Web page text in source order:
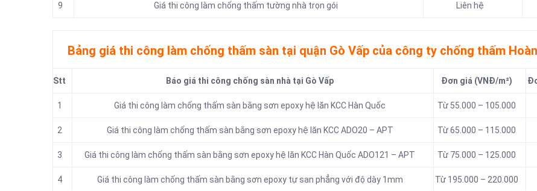
9 Giá thi công làm chống thấm tường nhà trọn gói Liên hệ
Bảng giá thi công làm chống thấm sàn tại quận Gò Vấp của công ty chống thấm
Stt Báo giá thi công chống sàn nhà tại Gò Vấp Đơn giá (VNĐ/m²)
1 Giá thi công làm chống thấm sàn bằng sơn epoxy hệ lăn KCC Hàn Quốc Từ 55.000 – 105.000
2 Giá thi công làm chống thấm sàn bằng sơn epoxy hệ lăn KCC ADO20 – APT Từ 65.000 – 115.000
3 Giá thi công làm chống thấm sàn bằng sơn epoxy hệ lăn KCC Hàn Quốc ADO121 – APT Từ 75.000 – 125.000
4 Giá thi công làm chống thấm sàn bằng sơn epoxy tự san phẳng với độ dày 1mm Từ 195.000 – 220.000